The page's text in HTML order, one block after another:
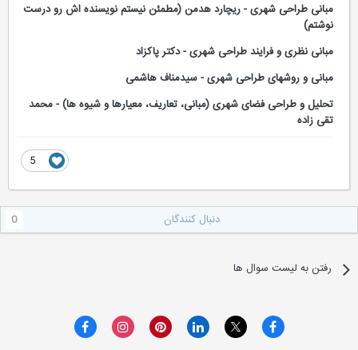
مبانی طراحی شهری - ریچارد هدمن (مطمئن نیستم نویسنده اش رو درست
نوشتم)
مبانی نظری و فرایند طراحی شهری - دکتر پاکزاد
مبانی و روشهای طراحی شهری - سیدمناف هاشمی
تحلیل و طراحی فضای شهری (مبانی، تعاریف، معیارها و شیوه ها) - محمد
تقی زاده
دنبال کنندگان
رفتن به لیست سوال ها